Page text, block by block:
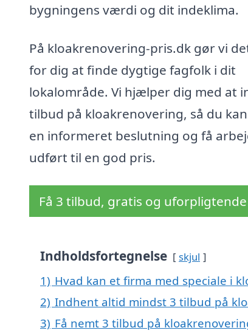
bygningens værdi og dit indeklima.
På kloakrenovering-pris.dk gør vi
for dig at finde dygtige fagfolk i dit
lokalområde. Vi hjælper dig med at
tilbud på kloakrenovering, så du
en informeret beslutning og få
udført til en god pris.
Få 3 tilbud, gratis og uforpligtende
Indholdsfortegnelse skjul
1) Hvad kan et firma med speciale i
2) Indhent altid mindst 3 tilbud på
3) Få nemt 3 tilbud på